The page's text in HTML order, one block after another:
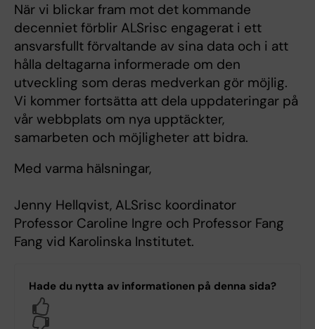
När vi blickar fram mot det kommande
decenniet förblir ALSrisc engagerat i ett
ansvarsfullt förvaltande av sina data och i att
hålla deltagarna informerade om den
utveckling som deras medverkan gör möjlig.
Vi kommer fortsätta att dela uppdateringar på
vår webbplats om nya upptäckter,
samarbeten och möjligheter att bidra.
Med varma hälsningar,
Jenny Hellqvist, ALSrisc koordinator
Professor Caroline Ingre och Professor Fang
Fang vid Karolinska Institutet.
Hade du nytta av informationen på denna sida?